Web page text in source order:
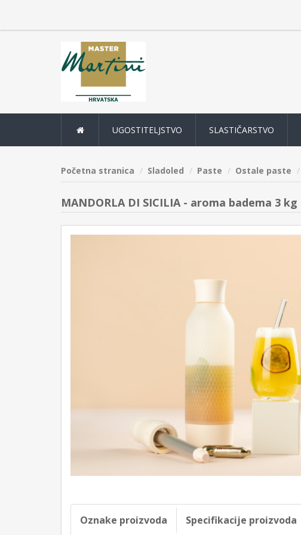
UGOSTITELJSTVO SLASTIČARSTVO
Početna stranica Sladoled Paste Ostale paste
MANDORLA DI SICILIA - aroma badema 3 kg
Oznake proizvoda Specifikacije proizvoda